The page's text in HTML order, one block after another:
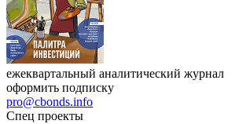
ежеквартальный аналитический журнал
оформить подписку
pro@cbonds.info
Спец проекты